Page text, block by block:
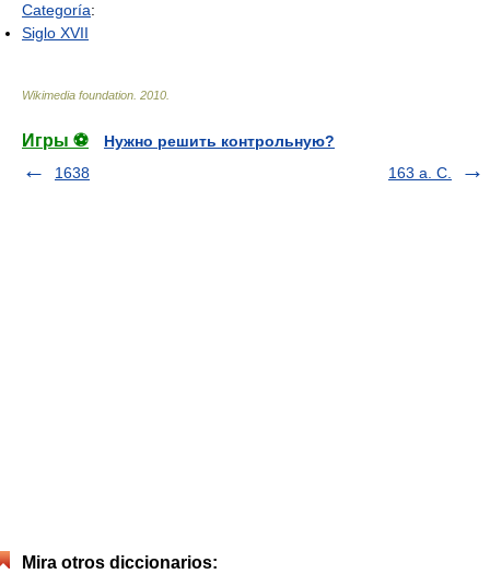
Categoría:
Siglo XVII
Wikimedia foundation. 2010.
Игры ⚽
Нужно решить контрольную?
1638
163 a. C.
Mira otros diccionarios: